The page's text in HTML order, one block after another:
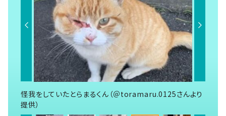
怪我をしていたとらまるくん（＠toramaru.0125さんより
提供）